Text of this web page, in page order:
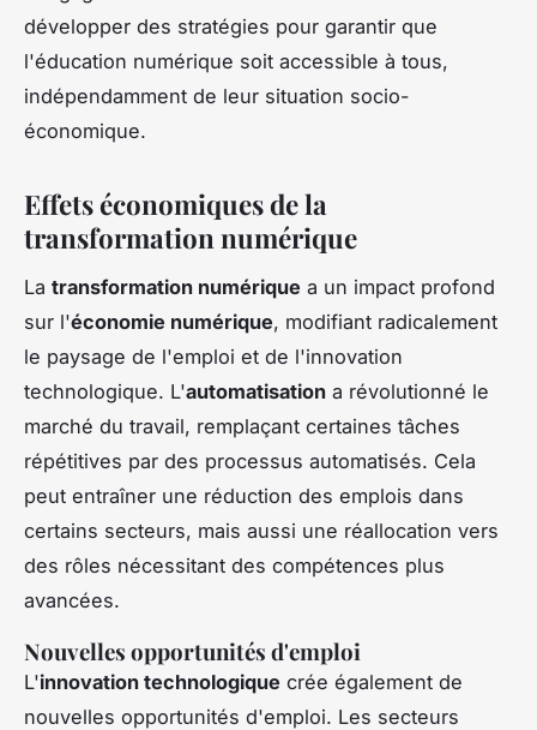
développer des stratégies pour garantir que
l'éducation numérique soit accessible à tous,
indépendamment de leur situation socio-
économique.
Effets économiques de la
transformation numérique
La transformation numérique a un impact profond
sur l'économie numérique, modifiant radicalement
le paysage de l'emploi et de l'innovation
technologique. L'automatisation a révolutionné le
marché du travail, remplaçant certaines tâches
répétitives par des processus automatisés. Cela
peut entraîner une réduction des emplois dans
certains secteurs, mais aussi une réallocation vers
des rôles nécessitant des compétences plus
avancées.
Nouvelles opportunités d'emploi
L'innovation technologique crée également de
nouvelles opportunités d'emploi. Les secteurs